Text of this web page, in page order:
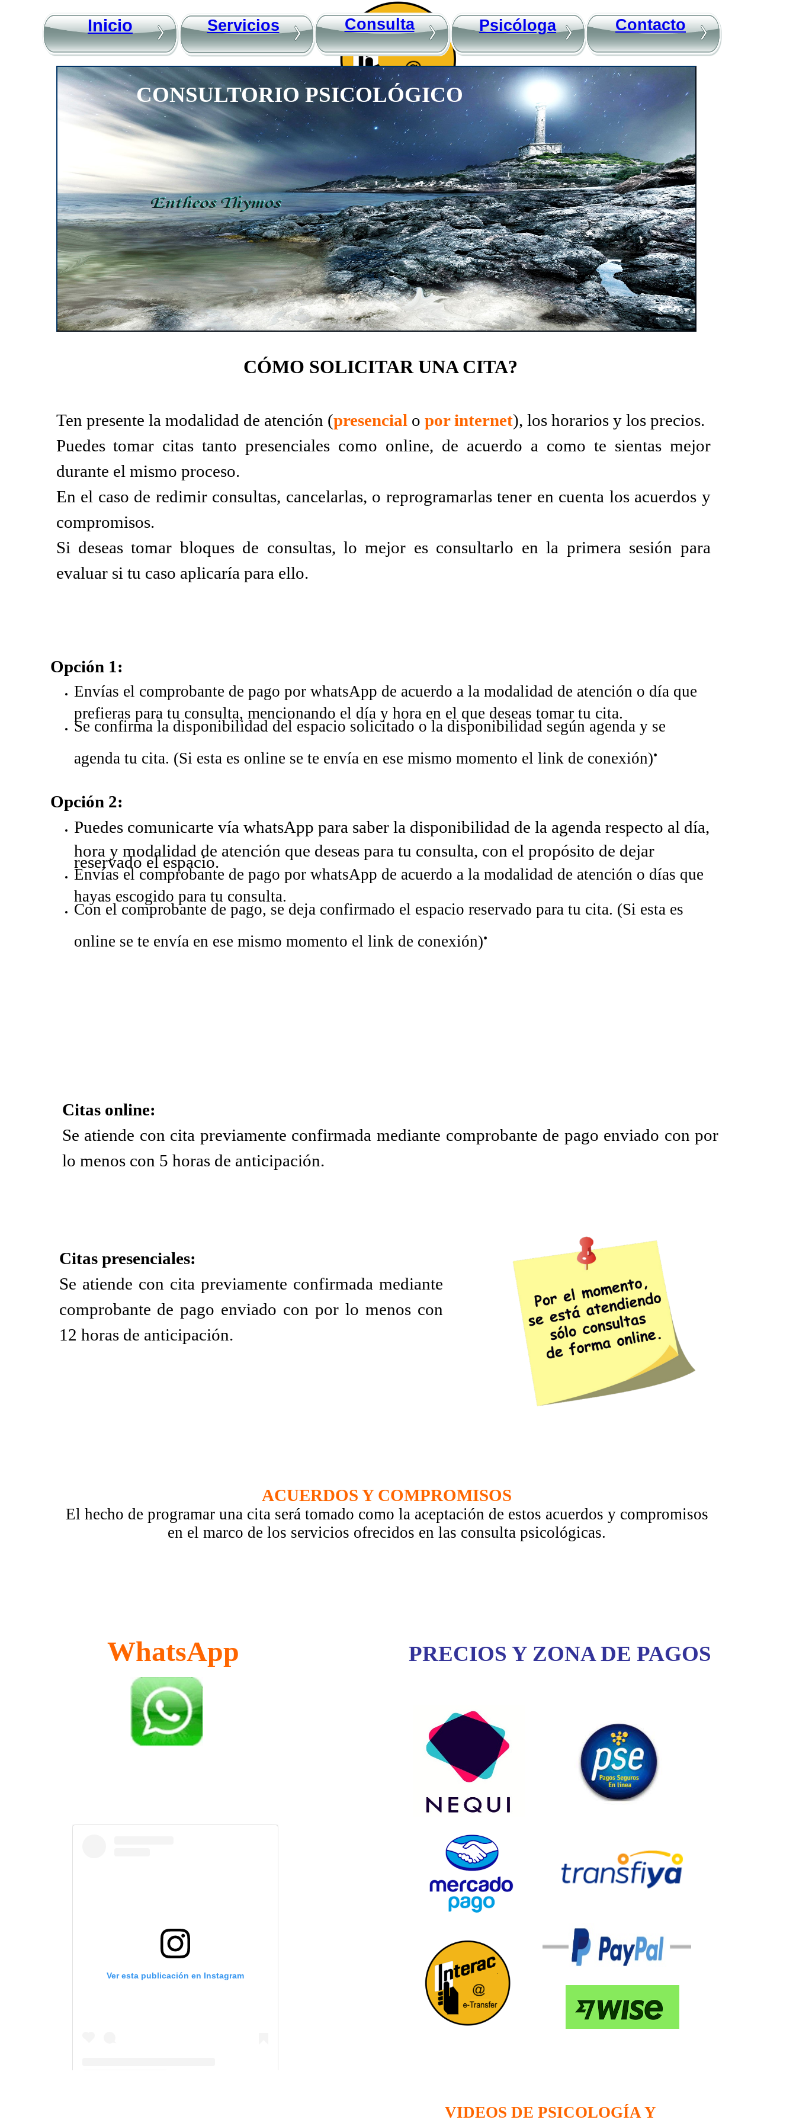
CONSULTORIO PSICOLÓGICO
Ver esta publicación en Instagram
VIDEOS DE PSICOLOGÍA Y
CÓMO SOLICITAR UNA CITA?
Opción 1:
Envías el comprobante de pago por whatsApp de acuerdo a la modalidad de atención o día que
prefieras para tu consulta, mencionando el día y hora en el que deseas tomar tu cita.
Se confirma la disponibilidad del espacio solicitado o la disponibilidad según agenda y se
agenda tu cita. (Si esta es online se te envía en ese mismo momento el link de conexión) .
Opción 2:
Puedes comunicarte vía whatsApp para saber la disponibilidad de la agenda respecto al día,
hora y modalidad de atención que deseas para tu consulta, con el propósito de dejar
reservado el espacio.
Envías el comprobante de pago por whatsApp de acuerdo a la modalidad de atención o días que
hayas escogido para tu consulta.
Con el comprobante de pago, se deja confirmado el espacio reservado para tu cita. (Si esta es
online se te envía en ese mismo momento el link de conexión) .
ACUERDOS Y COMPROMISOS
El hecho de programar una cita será tomado como la aceptación de estos acuerdos y compromisos
en el marco de los servicios ofrecidos en las consulta psicológicas.
Ten presente la modalidad de atención (presencial o por internet), los horarios y los precios.
Puedes tomar citas tanto presenciales como online, de acuerdo a como te sientas mejor
durante el mismo proceso.
En el caso de redimir consultas, cancelarlas, o reprogramarlas tener en cuenta los acuerdos y
compromisos.
Si deseas tomar bloques de consultas, lo mejor es consultarlo en la primera sesión para
evaluar si tu caso aplicaría para ello.
Citas online:
Se atiende con cita previamente confirmada mediante comprobante de pago enviado con por
lo menos con 5 horas de anticipación.
PRECIOS Y ZONA DE PAGOS
WhatsApp
Contacto
Psicóloga
Consulta
Servicios
Inicio
Citas presenciales:
Se atiende con cita previamente confirmada mediante
comprobante de pago enviado con por lo menos con
12 horas de anticipación.